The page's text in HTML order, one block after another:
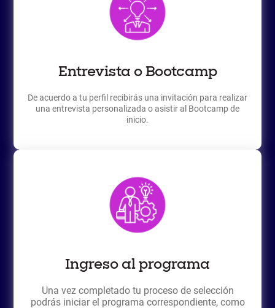
Entrevista o Bootcamp
De acuerdo a tu perfil recibirás una invitación para realizar
una entrevista personalizada o asistir al Bootcamp de
inicio.
Ingreso al programa
Una vez completado tu proceso de selección
podrás iniciar el programa correspondiente, como